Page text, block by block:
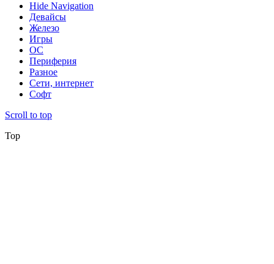
Hide Navigation
Девайсы
Железо
Игры
ОС
Периферия
Разное
Сети, интернет
Софт
Scroll to top
Top